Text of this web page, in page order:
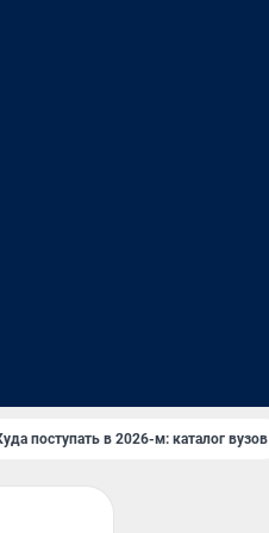
поступать в 2026-м: каталог вузов